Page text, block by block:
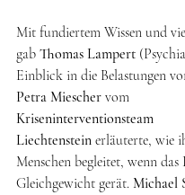
Mit fundiertem Wissen und
gab Thomas Lampert
Einblick in die Belastungen
Petra Miescher vom
Kriseninterventionsteam
Liechtenstein erläuterte, wie
Menschen begleitet, wenn das
Gleichgewicht gerät. Michael